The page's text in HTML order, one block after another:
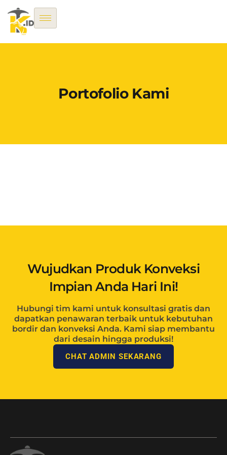
Portofolio Kami
Wujudkan Produk Konveksi
Impian Anda Hari Ini!
Hubungi tim kami untuk konsultasi gratis dan
dapatkan penawaran terbaik untuk kebutuhan
bordir dan konveksi Anda. Kami siap membantu
dari desain hingga produksi!
CHAT ADMIN SEKARANG